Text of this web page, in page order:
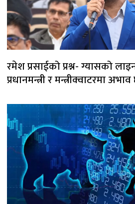
रमेश प्रसाईको प्रश्न- ग्यासको
प्रधानमन्त्री र मन्त्रीक्वाटरमा